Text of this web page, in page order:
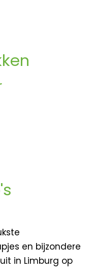
en bijzondere
in Limburg op